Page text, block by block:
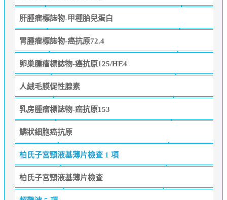
肝腫瘤標誌物-甲種胎兒蛋白
胃腫瘤標誌物-癌抗原72.4
卵巢腫瘤標誌物-癌抗原125/HE4
人絨毛膜促性腺素
乳房腫瘤標誌物-癌抗原153
鱗狀細胞癌抗原
柏氏子宮頸液基薄片檢查 1 項
柏氏子宮頸液基薄片檢查